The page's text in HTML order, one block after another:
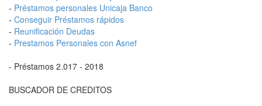
- Préstamos personales Unicaja Banco
- Conseguir Préstamos rápidos
- Reunificación Deudas
- Prestamos Personales con Asnef
- Préstamos 2.017 - 2018
BUSCADOR DE CREDITOS